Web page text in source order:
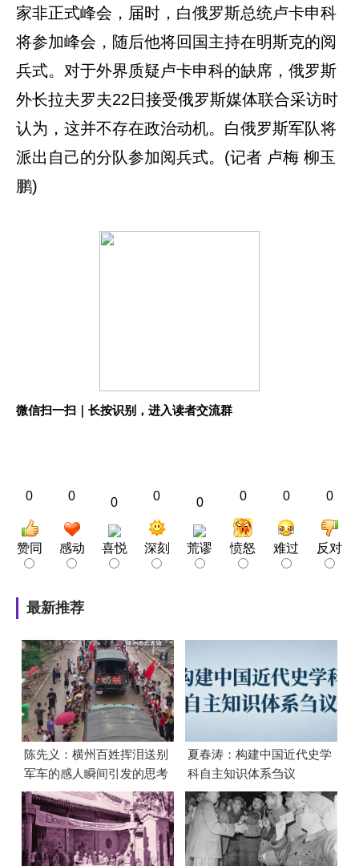
家非正式峰会，届时，白俄罗斯总统卢卡申科
将参加峰会，随后他将回国主持在明斯克的阅
兵式。对于外界质疑卢卡申科的缺席，俄罗斯
外长拉夫罗夫22日接受俄罗斯媒体联合采访时
认为，这并不存在政治动机。白俄罗斯军队将
派出自己的分队参加阅兵式。(记者 卢梅 柳玉
鹏)
微信扫一扫｜长按识别，进入读者交流群
0
赞同
0
感动
0
喜悦
0
深刻
0
荒谬
0
愤怒
0
难过
0
反对
最新推荐
陈先义：横州百姓挥泪送别
军车的感人瞬间引发的思考
夏春涛：构建中国近代史学
科自主知识体系刍议